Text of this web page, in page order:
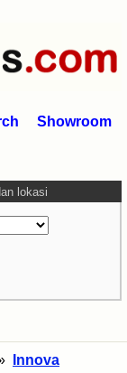
Showroom
lokasi
Innova